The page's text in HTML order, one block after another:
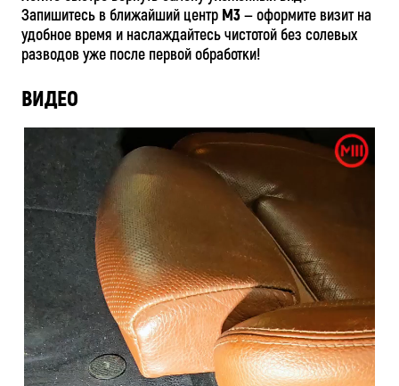
Запишитесь в ближайший центр М3— оформите визит на
удобное время и наслаждайтесь чистотой без солевых
разводов уже после первой обработки!
ВИДЕО